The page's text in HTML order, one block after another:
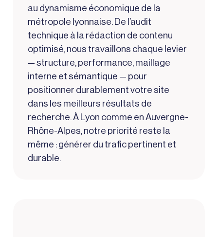
au dynamisme économique de la
métropole lyonnaise. De l’audit
technique à la rédaction de contenu
optimisé, nous travaillons chaque levier
— structure, performance, maillage
interne et sémantique — pour
positionner durablement votre site
dans les meilleurs résultats de
recherche. À Lyon comme en Auvergne-
Rhône-Alpes, notre priorité reste la
même : générer du trafic pertinent et
durable.